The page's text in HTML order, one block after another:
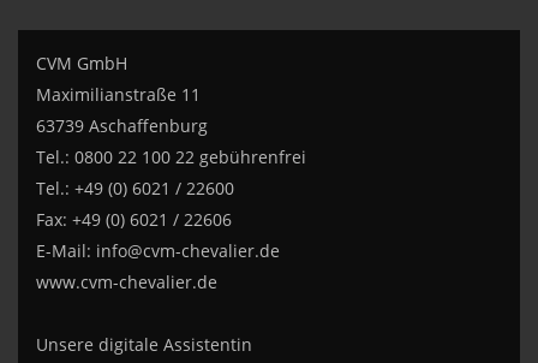
CVM GmbH
Maximilianstraße 11
63739 Aschaffenburg
Tel.: 0800 22 100 22 gebührenfrei
Tel.: +49 (0) 6021 / 22600
Fax: +49 (0) 6021 / 22606
E-Mail: info@cvm-chevalier.de
www.cvm-chevalier.de
Unsere digitale Assistentin